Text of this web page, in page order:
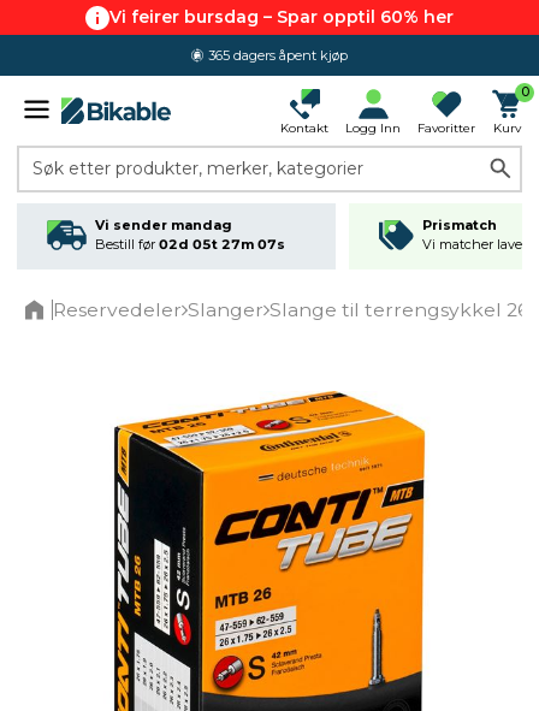
Vi feirer bursdag – Spar opptil 60% her
365 dagers åpent kjøp
Kontakt Logg Inn Favoritter
0
Kurv
Søk etter produkter, merker, kategorier
Vi sender mandag
Bestill før 02d 05t 27m 07s
Prismatch
Vi matcher
Reservedeler Slanger Slange til terrengsykkel 26"